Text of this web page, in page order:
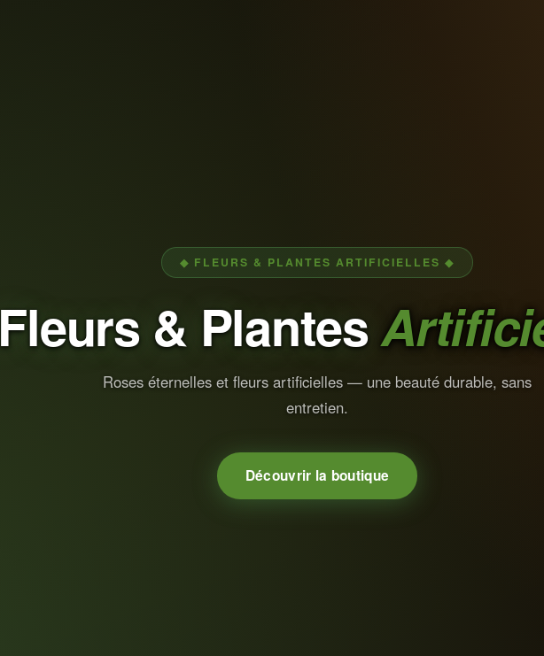
◆ FLEURS & PLANTES ARTIFICIELLES ◆
Fleurs & Plantes
Roses éternelles et fleurs artificielles — une beauté durable, sans
entretien.
Découvrir la boutique